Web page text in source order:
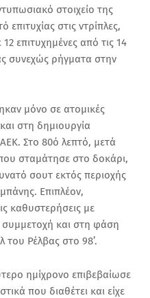
στοιχείο της
στις ντρίπλες,
επιτυχημένες από τις 14
συνεχώς ρήγματα στην
μόνο σε ατομικές
στη δημιουργία
Στο 80ό λεπτό, μετά
σταμάτησε στο δοκάρι,
σουτ εκτός περιοχής
Επιπλέον,
καθυστερήσεις με
συμμετοχή και στη φάση
του Ρέλβας στο 98’.
ημίχρονο επιβεβαίωσε
που διαθέτει και είχε